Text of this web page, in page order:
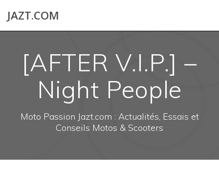
JAZT.COM
[AFTER V.I.P.] –
Night People
Moto Passion Jazt.com : Actualités, Essais et
Conseils Motos & Scooters